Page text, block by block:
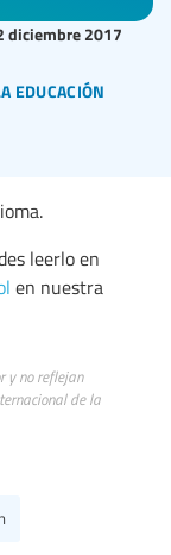
educación
diciembre 2017
leerlo en
en nuestra
y no reflejan
de la